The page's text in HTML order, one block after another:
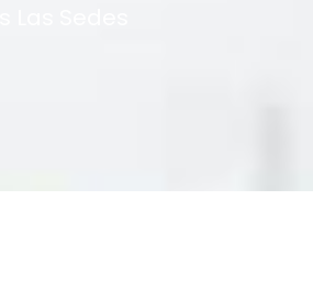
Sedes